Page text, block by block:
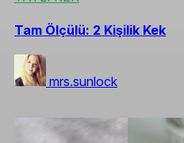
Tam Ölçülü: 2 Kişilik Kek
mrs.sunlock